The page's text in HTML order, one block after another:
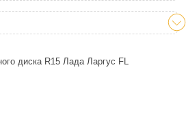
диска R15 Лада Ларгус FL